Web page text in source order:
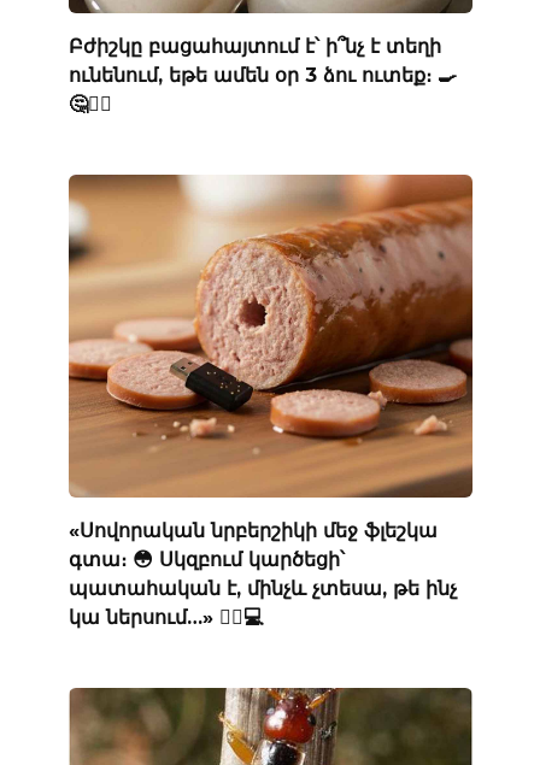
Բժիշկը բացահայտում է՝ ի՞նչ է տեղի
ունենում, եթե ամեն օր 3 ձու ուտեք։ 🍳
🤔👨‍⚕️
«Սովորական նրբերշիկի մեջ ֆլեշկա
գտա։ 😳 Սկզբում կարծեցի՝
պատահական է, մինչև չտեսա, թե ինչ
կա ներսում…» 🕵️‍♂️💻